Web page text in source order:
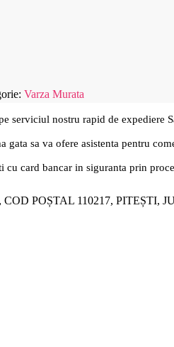
Varza Murata
serviciul nostru rapid de expediere
gata sa va ofere asistenta pentru
cu card bancar in siguranta prin
POȘTAL 110217, PITEȘTI,